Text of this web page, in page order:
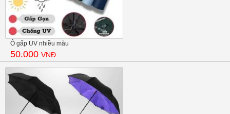
Ô gấp UV nhiều màu
50.000 VNĐ